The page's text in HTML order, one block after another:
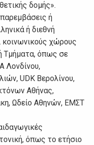
δομής».
ή
ή διεθνή
κοινωνικούς χώρους
Τμήματα, όπως σε
Λονδίνου,
UDK Βερολίνου,
Αθήνας,
Ωδείο Αθηνών, ΕΜΣΤ
όπως το ετήσιο